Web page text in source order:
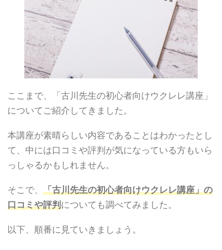
ここまで、「古川先生の初心者向けウクレレ講座」
についてご紹介してきました。
本講座が素晴らしい内容であることはわかったとし
て、中には口コミや評判が気になっている方もいら
っしゃるかもしれません。
そこで、 「古川先生の初心者向けウクレレ講座」の
口コミや評判についても調べてみました。
以下、順番に見ていきましょう。